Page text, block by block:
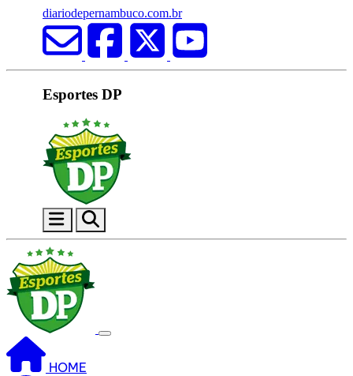
diariodepernambuco.com.br
Esportes DP
HOME